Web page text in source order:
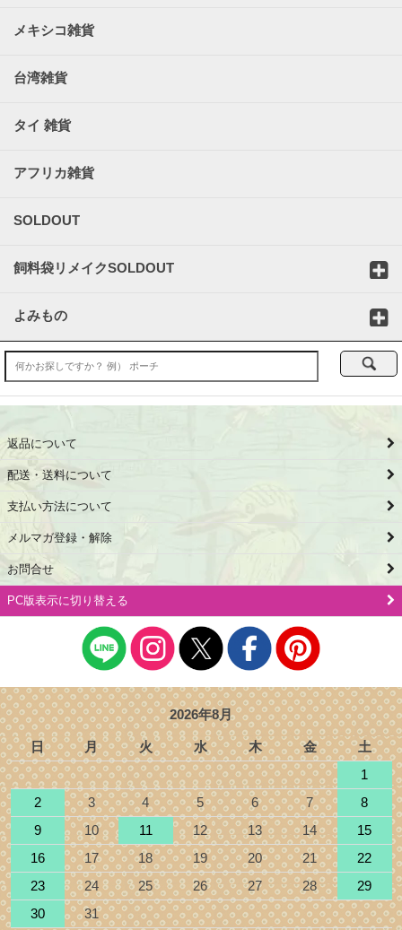
メキシコ雑貨
台湾雑貨
タイ 雑貨
アフリカ雑貨
SOLDOUT
飼料袋リメイクSOLDOUT
よみもの
返品について
配送・送料について
支払い方法について
メルマガ登録・解除
お問合せ
PC版表示に切り替える
2026年8月
日 月 火 水 木 金
土
1
2
3 4 5 6 7
8
9
10 11 12 13 14
15
16
17 18 19 20 21
22
23
24 25 26 27 28
29
30
31